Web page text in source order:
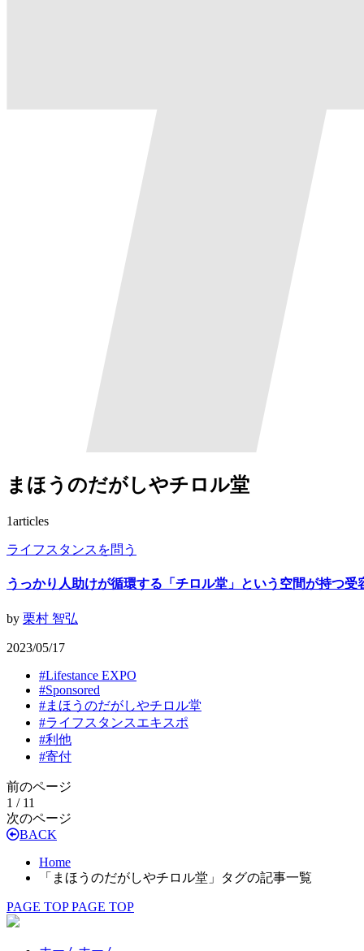
まほうのだがしやチロル堂
1articles
ライフスタンスを問う
うっかり人助けが循環する「チロル堂」という空間が持つ
by 栗村 智弘
2023/05/17
#Lifestance EXPO
#Sponsored
#まほうのだがしやチロル堂
#ライフスタンスエキスポ
#利他
#寄付
前のページ
1 / 11
次のページ
BACK
Home
「まほうのだがしやチロル堂」タグの記事一覧
PAGE TOP PAGE TOP